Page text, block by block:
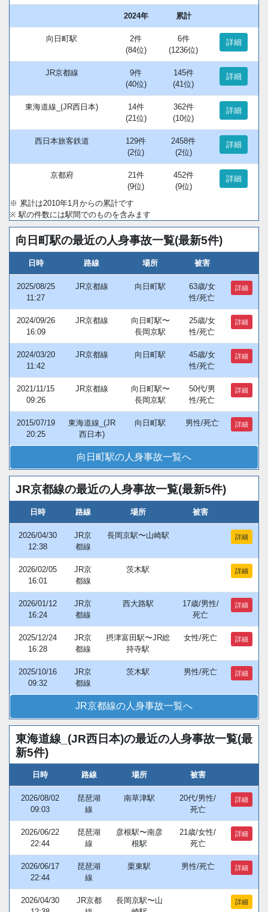
2024年 累計
向日町駅
2件
(84位)
6件
(1236位)
詳細
JR京都線
9件
(40位)
145件
(41位)
詳細
東海道線_(JR西日本)
14件
(21位)
362件
(10位)
詳細
西日本旅客鉄道
129件
(2位)
2458件
(2位)
詳細
京都府
21件
(9位)
452件
(9位)
詳細
※ 累計は2010年1月からの累計です
※ 駅の件数には駅間でのものを含みます
向日町駅の最近の人身事故一覧(最新5件)
日時 路線 場所 被害
2025/08/25
11:27
JR京都線 向日町駅
63歳/女
性/死亡
詳細
2024/09/26
16:09
JR京都線
向日町駅〜
長岡京駅
25歳/女
性/死亡
詳細
2024/03/20
11:42
JR京都線 向日町駅
45歳/女
性/死亡
詳細
2021/11/15
09:26
JR京都線
向日町駅〜
長岡京駅
50代/男
性/死亡
詳細
2015/07/19
20:25
東海道線_(JR
西日本)
向日町駅 男性/死亡 詳細
向日町駅の人身事故一覧へ
JR京都線の最近の人身事故一覧(最新5件)
日時 路線 場所 被害
2026/04/30
12:38
JR京
都線
長岡京駅〜山崎駅 詳細
2026/02/05
16:01
JR京
都線
茨木駅 詳細
2026/01/12
16:24
JR京
都線
西大路駅
17歳/男性/
死亡
詳細
2025/12/24
16:28
JR京
都線
摂津富田駅〜JR総
持寺駅
女性/死亡 詳細
2025/10/16
09:32
JR京
都線
茨木駅 男性/死亡 詳細
JR京都線の人身事故一覧へ
東海道線_(JR西日本)の最近の人身事故一覧(最
新5件)
日時 路線 場所 被害
2026/08/02
09:03
琵琶湖
線
南草津駅
20代/男性/
死亡
詳細
2026/06/22
22:44
琵琶湖
線
彦根駅〜南彦
根駅
21歳/女性/
死亡
詳細
2026/06/17
22:44
琵琶湖
線
栗東駅 男性/死亡 詳細
2026/04/30
JR京都
長岡京駅〜山
詳細